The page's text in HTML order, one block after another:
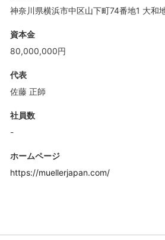
神奈川県横浜市中区山下町74番地1 大和
資本金
80,000,000円
代表
佐藤 正師
社員数
-
ホームページ
https://muellerjapan.com/